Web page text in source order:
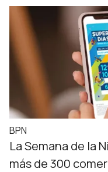
BPN
La Semana de la
más de 300